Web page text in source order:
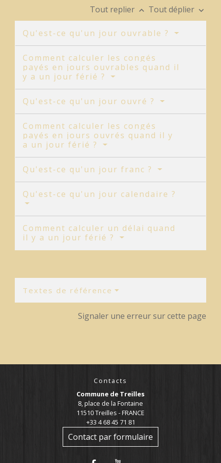
Tout replier keyboard_arrow_up Tout déplier keyboard_arrow_down
Qu'est-ce qu'un jour ouvrable ?
Comment calculer les congés
payés en jours ouvrables quand il
y a un jour férié ?
Qu'est-ce qu'un jour ouvré ?
Comment calculer les congés
payés en jours ouvrés quand il y
a un jour férié ?
Qu'est-ce qu'un jour franc ?
Qu'est-ce qu'un jour calendaire ?
Comment calculer un délai quand
il y a un jour férié ?
Textes de référence
Signaler une erreur sur cette page
Contacts
Commune de Treilles
8, place de la Fontaine
11510 Treilles - FRANCE
+33 4 68 45 71 81
Contact par formulaire